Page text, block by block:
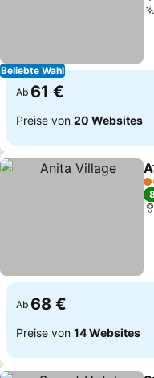
Beliebte Wahl
Ab 61 €
Preise von 20 Websites
4
Ab 68 €
Preise von 14 Websites